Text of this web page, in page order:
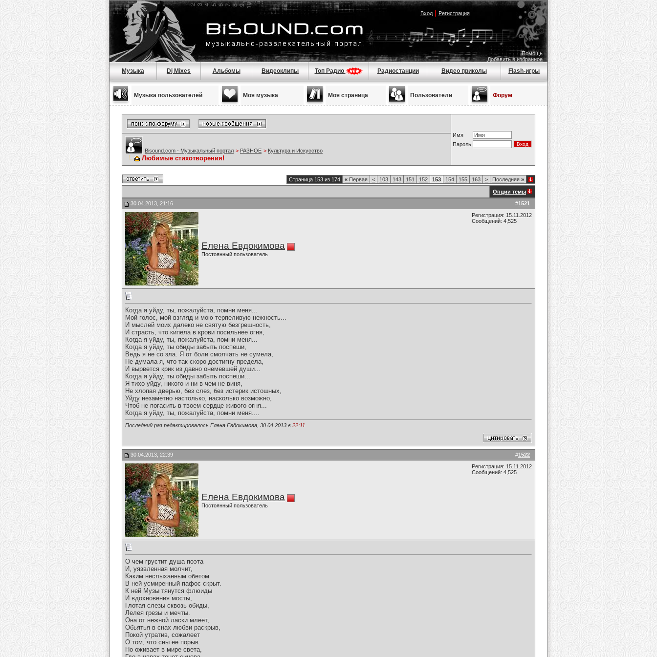
Вход| Регистрация
Помощь
Добавить в избранное
Музыка Dj Mixes Альбомы Видеоклипы Топ Радио Радиостанции Видео приколы Flash-игры
Музыка пользователей Моя музыка Моя страница Пользователи Форум
Имя
Пароль
Bisound.com - Музыкальный портал > РАЗНОЕ > Культура и Искусство
Любимые стихотворения!
Страница 153 из 174 « Первая < 103 143 151 152 153 154 155 163 > Последняя »
Опции темы
#1521
30.04.2013, 21:16
Елена Евдокимова
Постоянный пользователь
Регистрация: 15.11.2012
Сообщений: 4,525
Когда я уйду, ты, пожалуйста, помни меня...
Мой голос, мой взгляд и мою терпеливую нежность...
И мыслей моих далеко не святую безгрешность,
И страсть, что кипела в крови посильнее огня,
Когда я уйду, ты, пожалуйста, помни меня...
Когда я уйду, ты обиды забыть поспеши,
Ведь я не со зла. Я от боли смолчать не сумела,
Не думала я, что так скоро достигну предела,
И вырвется крик из давно онемевшей души...
Когда я уйду, ты обиды забыть поспеши...
Я тихо уйду, никого и ни в чем не виня,
Не хлопая дверью, без слез, без истерик истошных,
Уйду незаметно настолько, насколько возможно,
Чтоб не погасить в твоем сердце живого огня...
Когда я уйду, ты, пожалуйста, помни меня....
Последний раз редактировалось Елена Евдокимова, 30.04.2013 в 22:11
#1522
30.04.2013, 22:39
Елена Евдокимова
Постоянный пользователь
Регистрация: 15.11.2012
Сообщений: 4,525
О чем грустит душа поэта
И, уязвленная молчит,
Каким неслыханным обетом
В ней усмиренный пафос скрыт.
К ней Музы тянутся флюиды
И вдохновения мосты,
Глотая слезы сквозь обиды,
Лелея грезы и мечты.
Она от нежной ласки млеет,
Обьятья в снах любви раскрыв,
Покой утратив, сожалеет
О том, что сны ее порыв.
Но оживает в мире света,